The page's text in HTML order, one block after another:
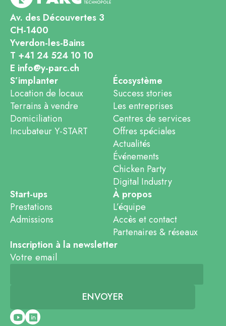
Av. des Découvertes 3
CH-1400
Yverdon-les-Bains
T +41 24 524 10 10
E info@y-parc.ch
S’implanter
Location de locaux
Terrains à vendre
Domiciliation
Incubateur Y-START
Écosystème
Success stories
Les entreprises
Centres de services
Offres spéciales
Actualités
Événements
Chicken Party
Digital Industry
Start-ups
Prestations
Admissions
À propos
L’équipe
Accès et contact
Partenaires & réseaux
Inscription à la newsletter
Votre email